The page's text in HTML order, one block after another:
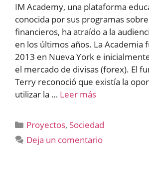
IM Academy, una plataforma
conocida por sus programas
financieros, ha atraído a la
en los últimos años. La Academia
2013 en Nueva York e
el mercado de divisas (forex). El
Terry reconoció que existía la
utilizar la … Leer más
Categorías
Proyectos, Sociedad
Deja un comentario